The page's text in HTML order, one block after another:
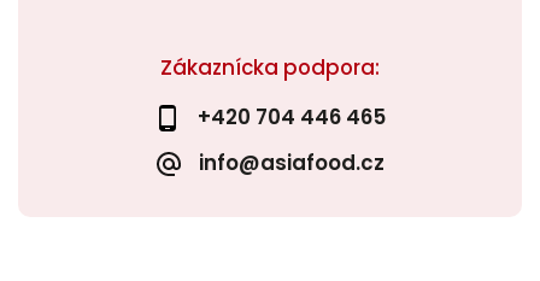
Zákaznícka podpora:
+420 704 446 465
info@asiafood.cz